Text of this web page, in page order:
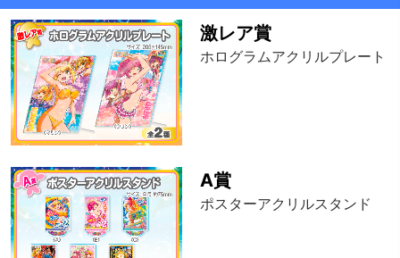
激レア賞
ホログラムアクリルプレート
A賞
ポスターアクリルスタンド